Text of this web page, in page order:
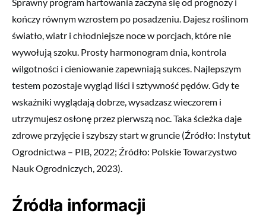
kończy równym wzrostem po posadzeniu. Dajesz roślinom
światło, wiatr i chłodniejsze noce w porcjach, które nie
wywołują szoku. Prosty harmonogram dnia, kontrola
wilgotności i cieniowanie zapewniają sukces. Najlepszym
testem pozostaje wygląd liści i sztywność pędów. Gdy te
wskaźniki wyglądają dobrze, wysadzasz wieczorem i
utrzymujesz osłonę przez pierwszą noc. Taka ścieżka daje
zdrowe przyjęcie i szybszy start w gruncie (Źródło: Instytut
Ogrodnictwa – PIB, 2022; Źródło: Polskie Towarzystwo
Nauk Ogrodniczych, 2023).
Źródła informacji